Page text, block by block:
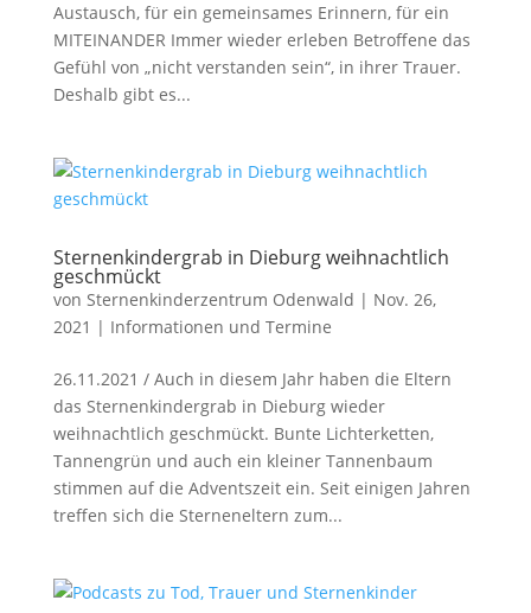
Austausch, für ein gemeinsames Erinnern, für ein
MITEINANDER Immer wieder erleben Betroffene das
Gefühl von „nicht verstanden sein“, in ihrer Trauer.
Deshalb gibt es...
Sternenkindergrab in Dieburg weihnachtlich
geschmückt
von Sternenkinderzentrum Odenwald | Nov. 26,
2021 | Informationen und Termine
26.11.2021 / Auch in diesem Jahr haben die Eltern
das Sternenkindergrab in Dieburg wieder
weihnachtlich geschmückt. Bunte Lichterketten,
Tannengrün und auch ein kleiner Tannenbaum
stimmen auf die Adventszeit ein. Seit einigen Jahren
treffen sich die Sterneneltern zum...